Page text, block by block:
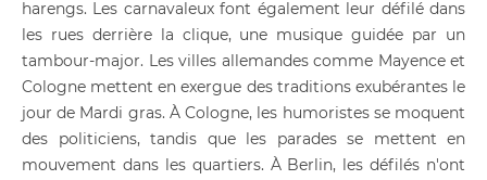
harengs. Les carnavaleux font également leur défilé dans
les rues derrière la clique, une musique guidée par un
tambour-major. Les villes allemandes comme Mayence et
Cologne mettent en exergue des traditions exubérantes le
jour de Mardi gras. À Cologne, les humoristes se moquent
des politiciens, tandis que les parades se mettent en
mouvement dans les quartiers. À Berlin, les défilés n'ont